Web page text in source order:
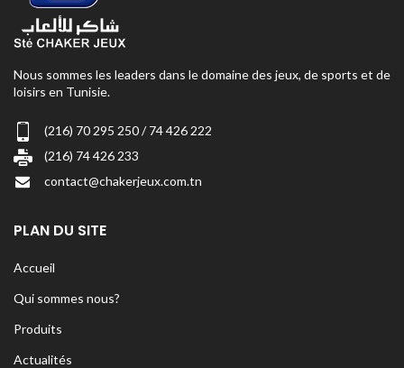
Nous sommes les leaders dans le domaine des jeux, de sports et de
loisirs en Tunisie.
(216) 70 295 250 / 74 426 222
(216) 74 426 233
contact@chakerjeux.com.tn
PLAN DU SITE
Accueil
Qui sommes nous?
Produits
Actualités